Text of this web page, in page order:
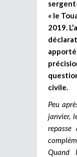
« le
2019.
civile.
Peu
janvier,
Quand